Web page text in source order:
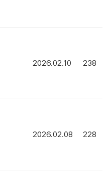
2026.02.10 238
2026.02.08 228